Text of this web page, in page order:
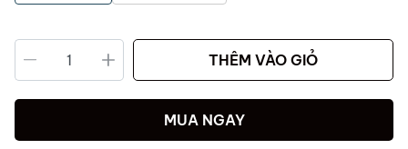
THÊM VÀO GIỎ
MUA NGAY